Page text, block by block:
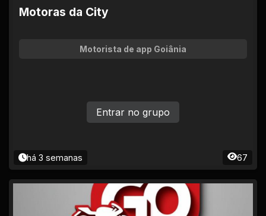
Motoras da City
Motorista de app Goiânia
há 3 semanas 67
Entrar no grupo